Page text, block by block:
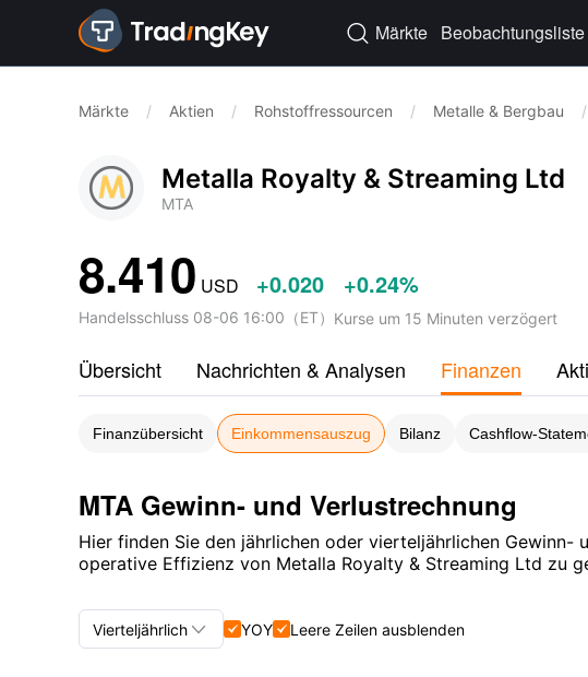
 Märkte Beobachtungsliste
Märkte / Aktien / Rohstoffressourcen / Metalle & Bergbau /
Metalla Royalty & Streaming Ltd
MTA
8.410 USD +0.020 +0.24%
Handelsschluss 08-06 16:00 （ET） Kurse um 15 Minuten verzögert
Übersicht Nachrichten & Analysen Finanzen
Finanzübersicht Einkommensauszug Bilanz Cashflow-
MTA Gewinn- und Verlustrechnung
Hier finden Sie den jährlichen oder vierteljährlichen
operative Effizienz von Metalla Royalty & Streaming Ltd zu
Vierteljährlich  YOY  Leere Zeilen ausblenden